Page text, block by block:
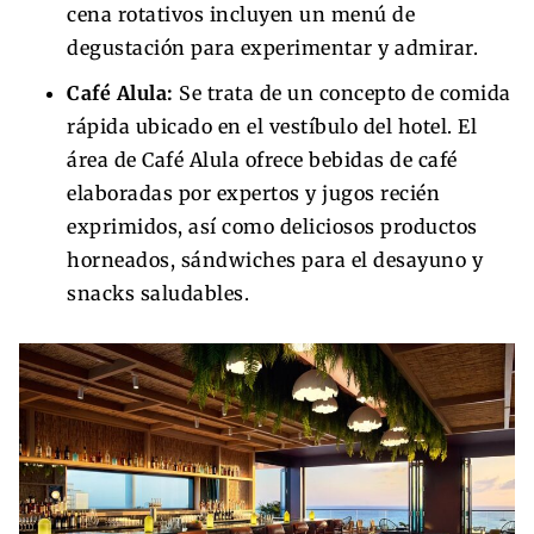
cena rotativos incluyen un menú de
degustación para experimentar y admirar.
Café Alula: Se trata de un concepto de comida
rápida ubicado en el vestíbulo del hotel. El
área de Café Alula ofrece bebidas de café
elaboradas por expertos y jugos recién
exprimidos, así como deliciosos productos
horneados, sándwiches para el desayuno y
snacks saludables.